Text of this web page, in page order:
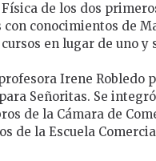
de los dos
conocimientos de
en lugar de uno y
Irene Robledo
Señoritas. Se
de la Cámara de
de la Escuela